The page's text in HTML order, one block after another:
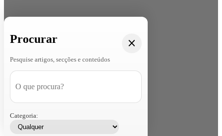
Procurar
Pesquise artigos, secções e conteúdos
Categoria: